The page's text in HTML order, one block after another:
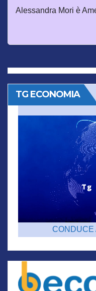
Alessandra Mori è
TG ECONOMIA
CONDUCE